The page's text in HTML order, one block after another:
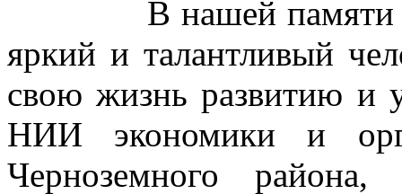
В нашей памяти
яркий и талантливый
свою жизнь развитию и
НИИ экономики и
Черноземного